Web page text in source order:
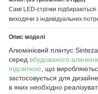
Самі LED-стрічки
виходячи з індивідуальних
Опис моделі
Алюмінієвий плінтус
серед вбудованого
підсвіткою , що
застосовується для
в яких необхідно